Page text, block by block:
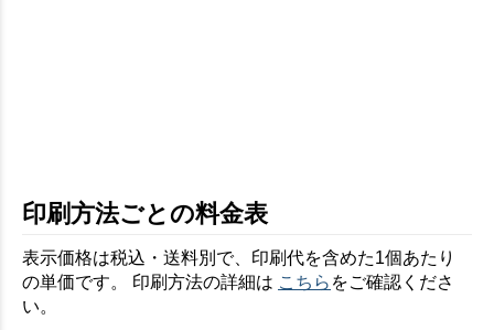
印刷方法ごとの料金表
表示価格は税込・送料別で、印刷代を含めた1個あたり
の単価です。 印刷方法の詳細は こちら をご確認くださ
い。